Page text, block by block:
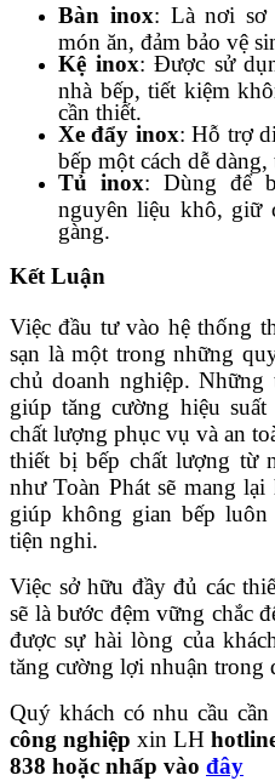
Bàn inox: Là nơi sơ
món ăn, đảm bảo vệ
Kệ inox: Được sử
nhà bếp, tiết kiệm
cần thiết.
Xe đẩy inox: Hỗ trợ
bếp một cách dễ dàng,
Tủ inox: Dùng để
nguyên liệu khô, giữ
gàng.
Kết Luận
Việc đầu tư vào hệ thống
sạn là một trong những
chủ doanh nghiệp.
giúp tăng cường hiệu
chất lượng phục vụ và an
thiết bị bếp chất lượng từ
như Toàn Phát sẽ mang
giúp không gian bếp luôn
tiện nghi.
Việc sở hữu đầy đủ các
sẽ là bước đệm vững chắc
được sự hài lòng của
tăng cường lợi nhuận trong
Quý khách có nhu cầu
công nghiệp xin LH
838 hoặc nhấp vào đây